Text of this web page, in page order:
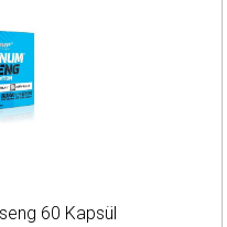
60 Kapsül